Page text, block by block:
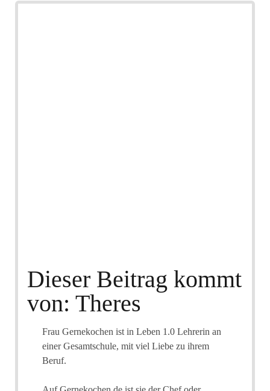
Dieser Beitrag kommt
von: Theres
Frau Gernekochen ist in Leben 1.0 Lehrerin an
einer Gesamtschule, mit viel Liebe zu ihrem
Beruf.